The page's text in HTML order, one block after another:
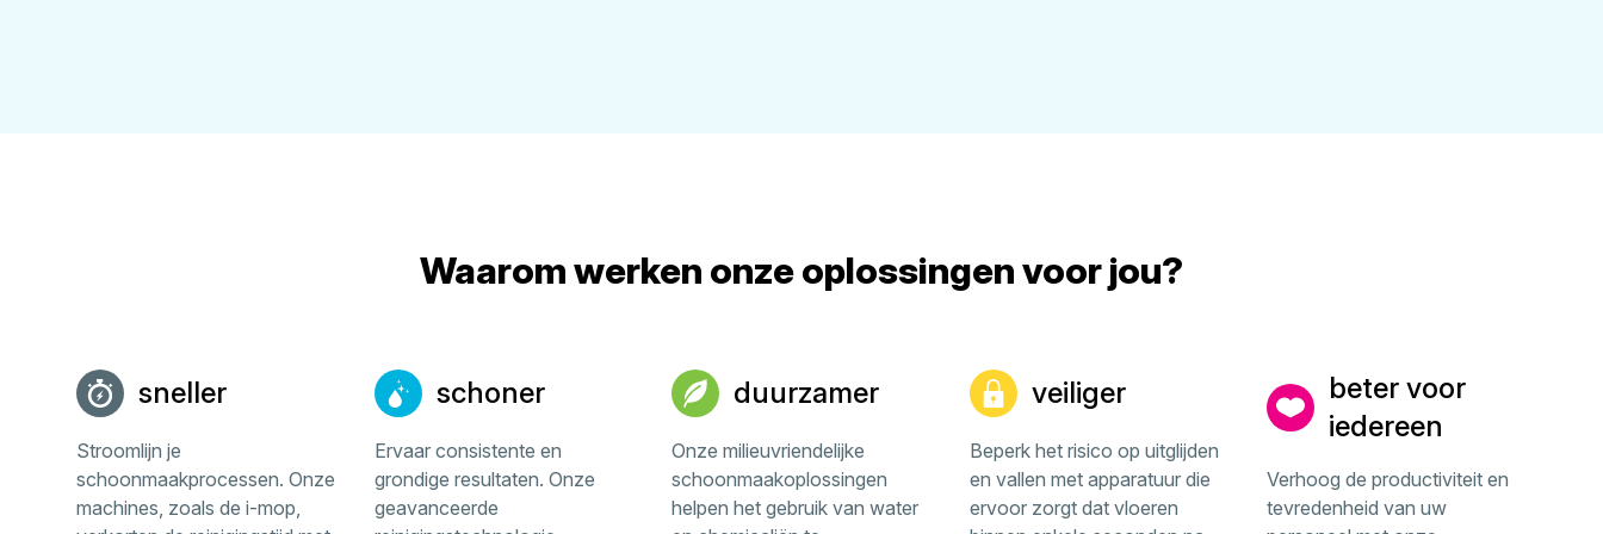
Waarom werken onze oplossingen voor jou?
sneller
Stroomlijn je
schoonmaakprocessen. Onze
machines, zoals de i-mop,
schoner
Ervaar consistente en
grondige resultaten. Onze
geavanceerde
duurzamer
Onze milieuvriendelijke
schoonmaakoplossingen
helpen het gebruik van water
veiliger
Beperk het risico op uitglijden
en vallen met apparatuur die
ervoor zorgt dat vloeren
beter voor
iedereen
Verhoog de productiviteit en
tevredenheid van uw